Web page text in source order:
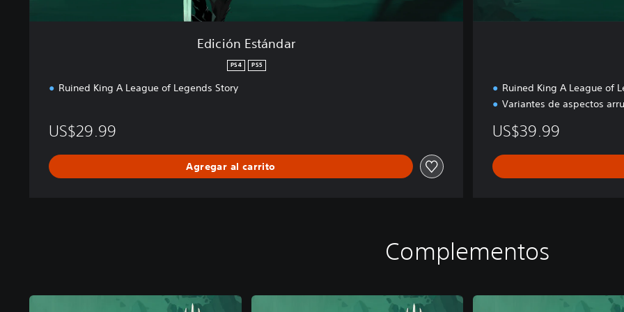
Edición Estándar
PS4 PS5
Ruined King A League of Legends Story
US$29.99
Agregar al carrito
Ruined King A League of
Variantes de aspectos
US$39.99
Complementos